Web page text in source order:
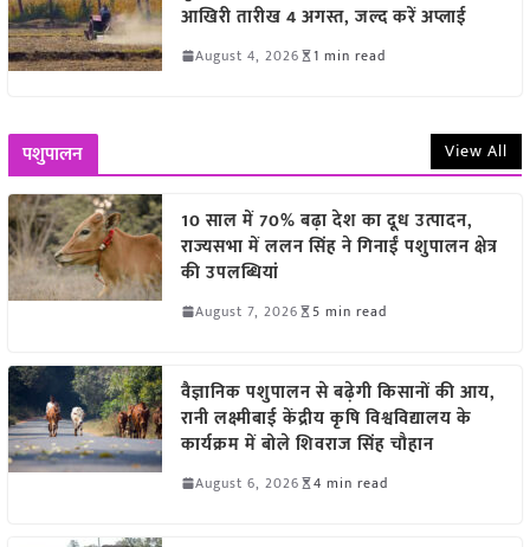
आखिरी तारीख 4 अगस्त, जल्द करें अप्लाई
August 4, 2026 1 min read
पशुपालन View All
10 साल में 70% बढ़ा देश का दूध उत्पादन,
राज्यसभा में ललन सिंह ने गिनाईं पशुपालन क्षेत्र
की उपलब्धियां
August 7, 2026 5 min read
वैज्ञानिक पशुपालन से बढ़ेगी किसानों की आय,
रानी लक्ष्मीबाई केंद्रीय कृषि विश्वविद्यालय के
कार्यक्रम में बोले शिवराज सिंह चौहान
August 6, 2026 4 min read